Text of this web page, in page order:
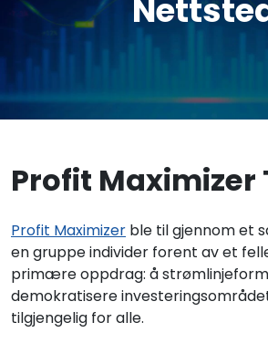
Profit Maximizer
Profit Maximizer ble til gjennom et
en gruppe individer forent av et
primære oppdrag: å
demokratisere
tilgjengelig for alle.